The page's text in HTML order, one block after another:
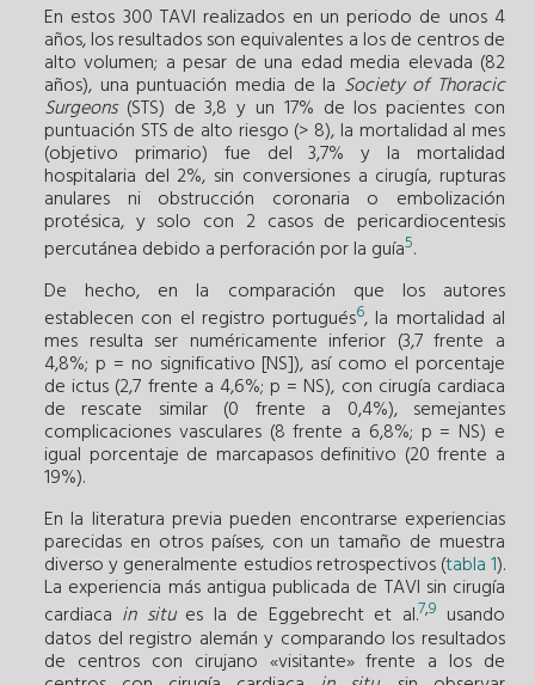
En estos 300 TAVI realizados en un periodo de unos 4
años, los resultados son equivalentes a los de centros de
alto volumen; a pesar de una edad media elevada (82
años), una puntuación media de la Society of Thoracic
Surgeons(STS) de 3,8 y un 17% de los pacientes con
puntuación STS de alto riesgo (> 8), la mortalidad al mes
(objetivo primario) fue del 3,7% y la mortalidad
hospitalaria del 2%, sin conversiones a cirugía, rupturas
anulares ni obstrucción coronaria o embolización
protésica, y solo con 2 casos de pericardiocentesis
percutánea debido a perforación por la guía5.
De hecho, en la comparación que los autores
establecen con el registro portugués6, la mortalidad al
mes resulta ser numéricamente inferior (3,7 frente a
4,8%; p = no significativo [NS]), así como el porcentaje
de ictus (2,7 frente a 4,6%; p = NS), con cirugía cardiaca
de rescate similar (0 frente a 0,4%), semejantes
complicaciones vasculares (8 frente a 6,8%; p = NS) e
igual porcentaje de marcapasos definitivo (20 frente a
19%).
En la literatura previa pueden encontrarse experiencias
parecidas en otros países, con un tamaño de muestra
diverso y generalmente estudios retrospectivos (tabla 1).
La experiencia más antigua publicada de TAVI sin cirugía
cardiaca in situes la de Eggebrecht et al.7,9 usando
datos del registro alemán y comparando los resultados
de centros con cirujano «visitante» frente a los de